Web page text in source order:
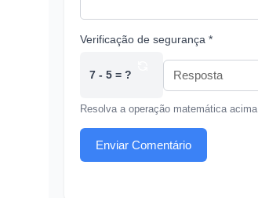
Verificação de segurança *
7 - 5 = ?
Resolva a operação matemática acima
Enviar Comentário